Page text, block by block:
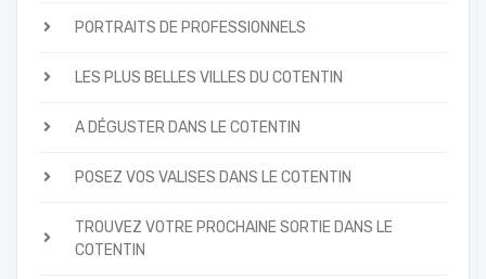
PORTRAITS DE PROFESSIONNELS
LES PLUS BELLES VILLES DU COTENTIN
A DÉGUSTER DANS LE COTENTIN
POSEZ VOS VALISES DANS LE COTENTIN
TROUVEZ VOTRE PROCHAINE SORTIE DANS LE
COTENTIN